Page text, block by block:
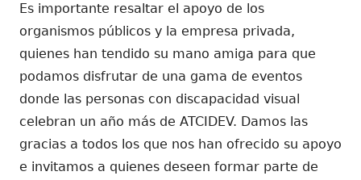
Es importante resaltar el apoyo de los
organismos públicos y la empresa privada,
quienes han tendido su mano amiga para que
podamos disfrutar de una gama de eventos
donde las personas con discapacidad visual
celebran un año más de ATCIDEV. Damos las
gracias a todos los que nos han ofrecido su apoyo
e invitamos a quienes deseen formar parte de